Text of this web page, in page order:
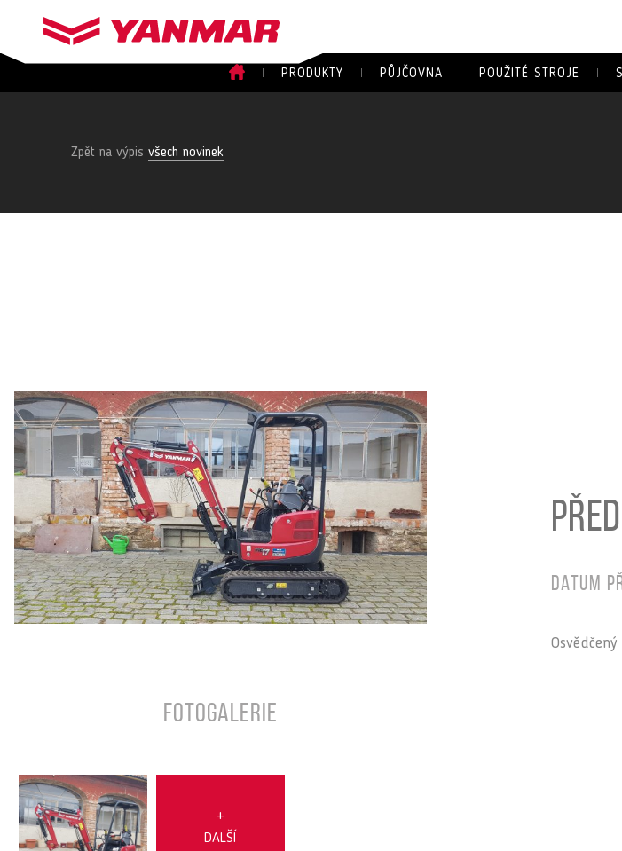
PRODUKTY PŮJČOVNA POUŽITÉ STROJE
Zpět na výpis všech novinek
Fotogalerie
+
DALŠÍ
Datum